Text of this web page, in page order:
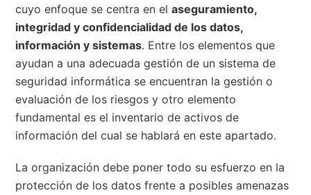
cuyo enfoque se centra en elaseguramiento,
integridad y confidencialidad de los datos,
información y sistemas. Entre los elementos que
ayudan a una adecuada gestión de un sistema de
seguridad informática se encuentran la gestión o
evaluación de los riesgos y otro elemento
fundamental es el inventario de activos de
información del cual se hablará en este apartado.
La organización debe poner todo su esfuerzo en la
protección de los datos frente a posibles amenazas